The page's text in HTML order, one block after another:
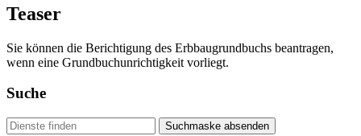
Teaser
Sie können die Berichtigung des Erbbaugrundbuchs beantragen,
wenn eine Grundbuchunrichtigkeit vorliegt.
Suche
Suchmaske absenden